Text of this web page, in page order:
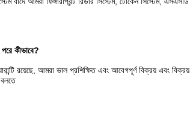
পরে কীভাবে?
রয়েছে, আমরা ভাল প্রশিক্ষিত এবং আবেগপূর্ণ বিক্রয় এবং